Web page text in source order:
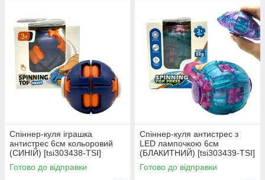
Спіннер-куля іграшка
антистрес 6см кольоровий
(СИНІЙ) [tsi303438-TSI]
Готово до відправки
Спіннер-куля антистрес з
LED лампочкою 6см
(БЛАКИТНИЙ) [tsi303439-TSI]
Готово до відправки